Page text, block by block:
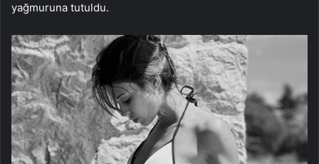
yağmuruna tutuldu.